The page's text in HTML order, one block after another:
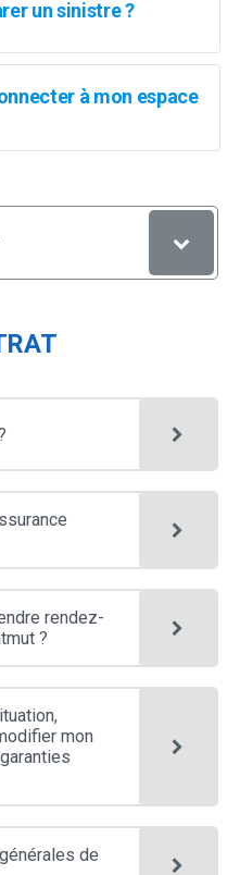
sélection.
un sinistre ?
à mon espace
rendez-
?
mon
de